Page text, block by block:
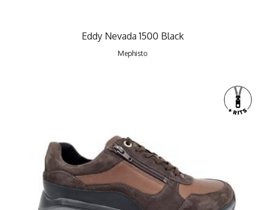
Eddy Nevada 1500 Black
Mephisto